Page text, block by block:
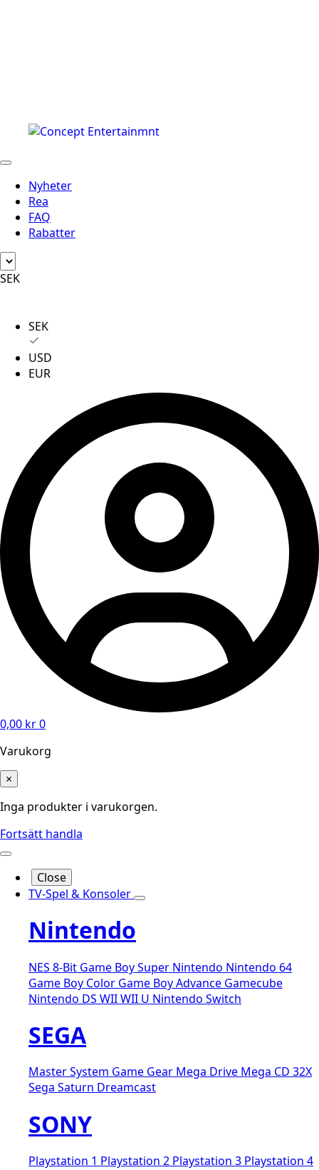
Nyheter
Rea
FAQ
Rabatter
SEK
SEK
USD
EUR
0,00 kr0
Varukorg
×
Inga produkter i varukorgen.
Fortsätt handla
Close
TV-Spel & Konsoler
Nintendo
NES 8-Bit Game BoySuper Nintendo Nintendo 64
Game Boy Color Game Boy Advance Gamecube
Nintendo DS WIIWII U Nintendo Switch
SEGA
Master System Game Gear Mega Drive Mega CD 32X
Sega Saturn Dreamcast
SONY
Playstation 1 Playstation 2 Playstation 3 Playstation 4